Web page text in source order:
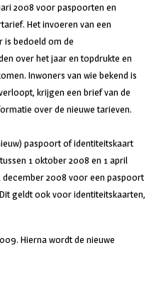
2008 voor paspoorten en
Het invoeren van een
is bedoeld om de
over het jaar en topdrukte en
Inwoners van wie bekend is
krijgen een brief van de
over de nieuwe tarieven.
paspoort of identiteitskaart
1 oktober 2008 en 1 april
december 2008 voor een paspoort
geldt ook voor identiteitskaarten,
Hierna wordt de nieuwe